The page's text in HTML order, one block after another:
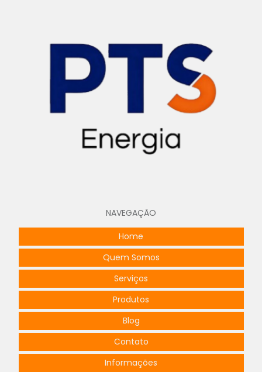
NAVEGAÇÃO
Home
Quem Somos
Serviços
Produtos
Blog
Contato
Informações